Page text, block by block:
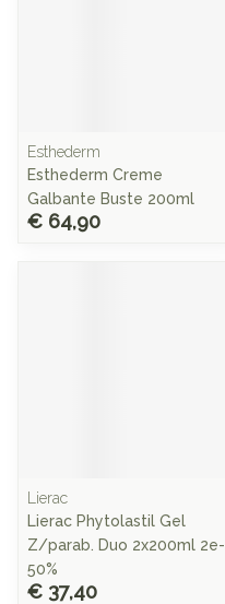
Esthederm
Esthederm Creme
Galbante Buste 200ml
€ 64,90
Lierac
Lierac Phytolastil Gel
Z/parab. Duo 2x200ml 2e-
50%
€ 37,40